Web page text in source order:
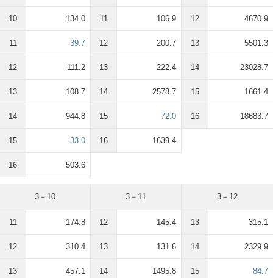
10 134.0
11 39.7
12 111.2
13 108.7
14 944.8
15 33.0
16 503.6
11 106.9
12 200.7
13 222.4
14 2578.7
15 72.0
16 1639.4
12 4670.9
13 5501.3
14 23028.7
15 1661.4
16 18683.7
3－10
11 174.8
12 310.4
13 457.1
3－11
12 145.4
13 131.6
14 1495.8
3－12
13 315.1
14 2329.9
15 84.7